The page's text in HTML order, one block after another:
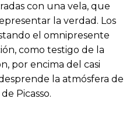
con una vela, que
la verdad. Los
el omnipresente
como testigo de la
por encima del casi
la atmósfera de
Picasso.